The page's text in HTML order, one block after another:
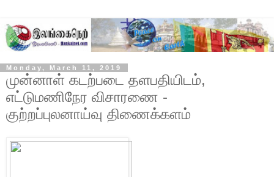
Monday, March 11, 2019
முன்னாள் கடற்படை தளபதியிடம்,
எட்டுமணிநேர விசாரணை -
குற்றப்புலனாய்வு திணைக்களம்